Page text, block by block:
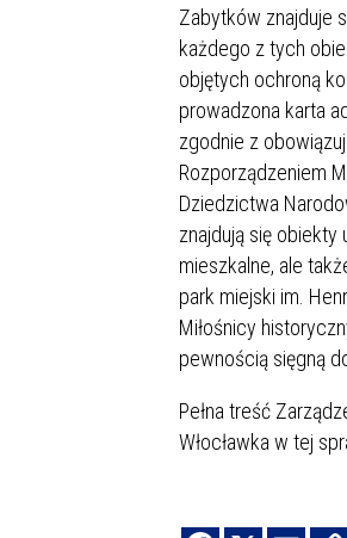
Zabytków znajduje
każdego z tych
objętych ochroną
prowadzona karta
zgodnie z
Rozporządzeniem
Dziedzictwa
znajdują się
mieszkalne, ale
park miejski im.
Miłośnicy
pewnością sięgną
Pełna treść
Włocławka w tej